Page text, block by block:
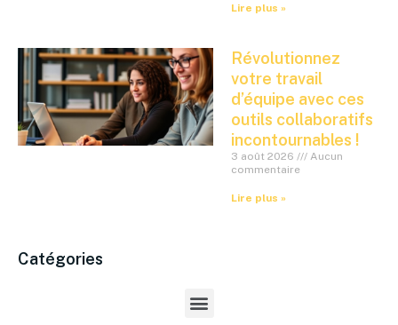
Lire plus »
Révolutionnez
votre travail
d’équipe avec ces
outils collaboratifs
incontournables !
3 août 2026
Aucun
commentaire
Lire plus »
Catégories